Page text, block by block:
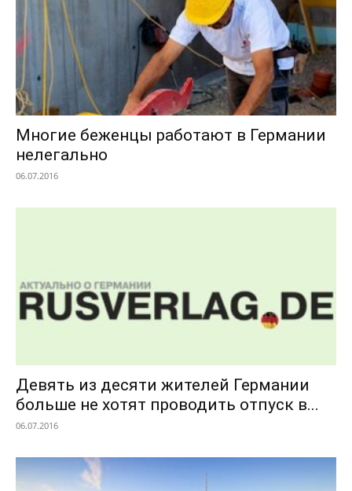
Многие беженцы работают в Германии
нелегально
06.07.2016
Девять из десяти жителей Германии
больше не хотят проводить отпуск в...
06.07.2016